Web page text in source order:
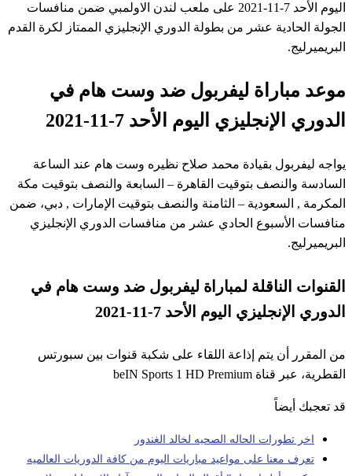
اليوم الأحد 7-11-2021 على ملعب لندن الاولمبي ضمن منافسات
الجولة الحادية عشر من بطولة الدوري الإنجليزي الممتاز لكرة القدم
البريميرليج.
موعد مباراة ليفربول ضد وست هام في
الدوري الإنجليزي اليوم الأحد 7-11-2021
يواجه ليفربول بقيادة محمد صلاح نظيره وست هام عند الساعة
السادسة والنصف بتوقيت القاهرة – السابعة والنصف بتوقيت مكة
المكرمة , السعودية – الثامنة والنصف بتوقيت الإمارات , دبي، ضمن
منافسات الأسبوع الحادي عشر من منافسات الدوري الإنجليزي
البريميرليج.
القنوات الناقلة لمباراة ليفربول ضد وست هام في
الدوري الإنجليزي اليوم الأحد 7-11-2021
من المقرر أن يتم إذاعة اللقاء على شكبة قنوات بين سبورتس
القطرية، عبر قناة beIN Sports 1 HD Premium
قد تعجبك أيضاً
اخر تطورات الحاله الصحيه لخالد الغندور
تعرف معنا على مواعيد مباريات اليوم من كافة الدوريات العالميه